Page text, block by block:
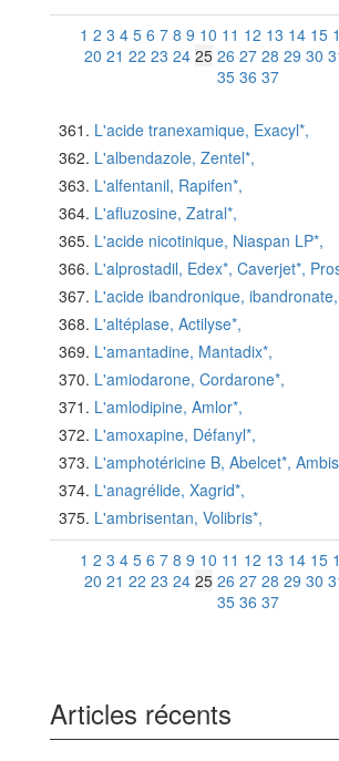
1 2 3 4 5 6 7 8 9 10 11 12 13 14 15
20 21 22 23 24 25 26 27 28 29 30
35 36 37
L'acide tranexamique, Exacyl*,
L'albendazole, Zentel*,
L'alfentanil, Rapifen*,
L'afluzosine, Zatral*,
L'acide nicotinique, Niaspan LP*,
L'alprostadil, Edex*, Caverjet*,
L'acide ibandronique,
L'altéplase, Actilyse*,
L'amantadine, Mantadix*,
L'amiodarone, Cordarone*,
L'amlodipine, Amlor*,
L'amoxapine, Défanyl*,
L'amphotéricine B, Abelcet*,
L'anagrélide, Xagrid*,
L'ambrisentan, Volibris*,
1 2 3 4 5 6 7 8 9 10 11 12 13 14 15
20 21 22 23 24 25 26 27 28 29 30
35 36 37
Articles récents